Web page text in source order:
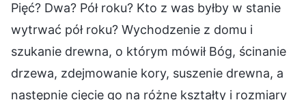
Pięć? Dwa? Pół roku? Kto z was byłby w stanie
wytrwać pół roku? Wychodzenie z domu i
szukanie drewna, o którym mówił Bóg, ścinanie
drzewa, zdejmowanie kory, suszenie drewna, a
następnie cięcie go na różne kształty i rozmiary